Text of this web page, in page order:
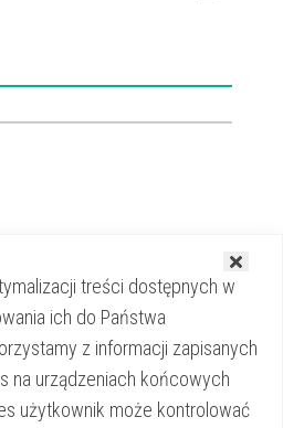
treści dostępnych w
ich do Państwa
z informacji zapisanych
na urządzeniach końcowych
użytkownik może kontrolować
główna
Kontakt